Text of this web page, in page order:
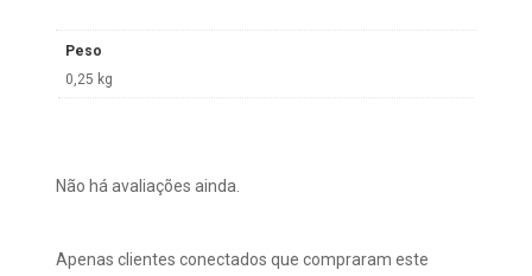
Peso
0,25 kg
Não há avaliações ainda.
Apenas clientes conectados que compraram este